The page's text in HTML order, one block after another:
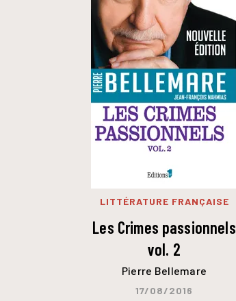
LITTÉRATURE FRANÇAISE
Les Crimes passionnels
vol. 2
Pierre Bellemare
17/08/2016